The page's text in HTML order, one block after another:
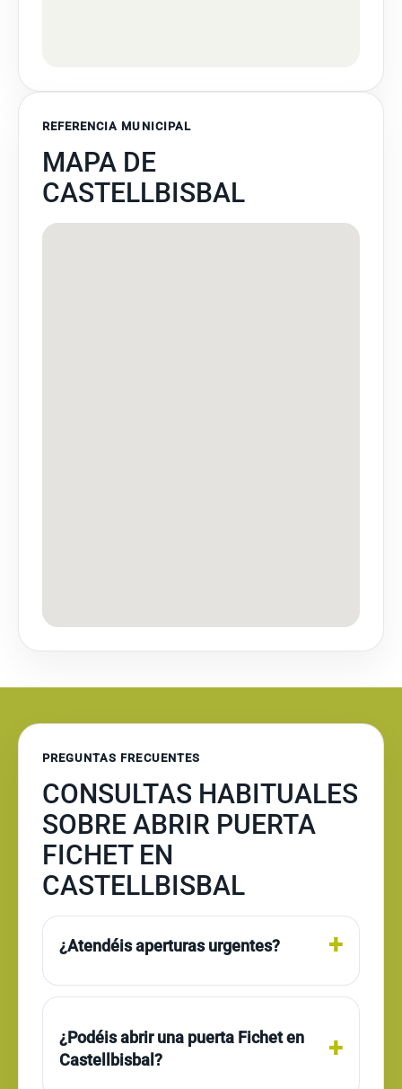
REFERENCIA MUNICIPAL
MAPA DE
CASTELLBISBAL
PREGUNTAS FRECUENTES
CONSULTAS HABITUALES
SOBRE ABRIR PUERTA
FICHET EN
CASTELLBISBAL
¿Atendéis aperturas urgentes?
¿Podéis abrir una puerta Fichet en
Castellbisbal?